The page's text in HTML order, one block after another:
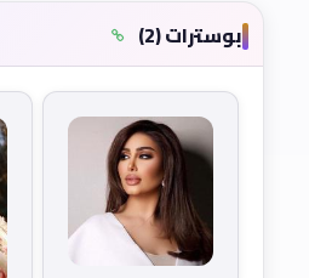
بوسترات (2)